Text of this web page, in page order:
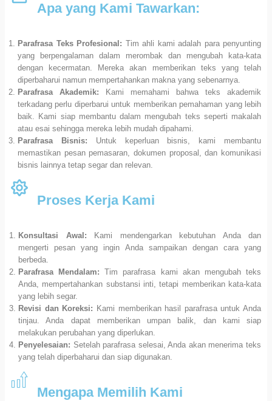
Apa yang Kami Tawarkan:
Parafrasa Teks Profesional: Tim ahli kami adalah para penyunting
yang berpengalaman dalam merombak dan mengubah kata-kata
dengan kecermatan. Mereka akan memberikan teks yang telah
diperbaharui namun mempertahankan makna yang sebenarnya.
Parafrasa Akademik: Kami memahami bahwa teks akademik
terkadang perlu diperbarui untuk memberikan pemahaman yang lebih
baik. Kami siap membantu dalam mengubah teks seperti makalah
atau esai sehingga mereka lebih mudah dipahami.
Parafrasa Bisnis: Untuk keperluan bisnis, kami membantu
memastikan pesan pemasaran, dokumen proposal, dan komunikasi
bisnis lainnya tetap segar dan relevan.
Proses Kerja Kami
Konsultasi Awal: Kami mendengarkan kebutuhan Anda dan
mengerti pesan yang ingin Anda sampaikan dengan cara yang
berbeda.
Parafrasa Mendalam: Tim parafrasa kami akan mengubah teks
Anda, mempertahankan substansi inti, tetapi memberikan kata-kata
yang lebih segar.
Revisi dan Koreksi: Kami memberikan hasil parafrasa untuk Anda
tinjau. Anda dapat memberikan umpan balik, dan kami siap
melakukan perubahan yang diperlukan.
Penyelesaian: Setelah parafrasa selesai, Anda akan menerima teks
yang telah diperbaharui dan siap digunakan.
Mengapa Memilih Kami